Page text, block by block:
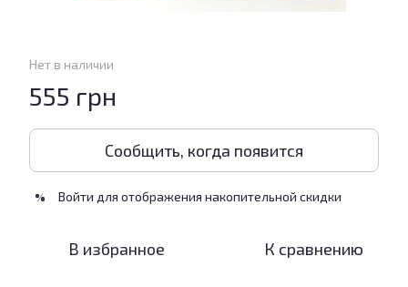
Нет в наличии
555 грн
Сообщить, когда появится
% Войти для отображения накопительной скидки
В избранное К сравнению